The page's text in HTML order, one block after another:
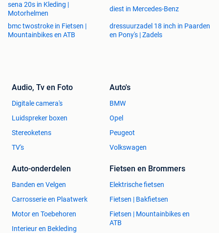
sena 20s in Kleding |
Motorhelmen
diest in Mercedes-Benz
bmc twostroke in Fietsen |
Mountainbikes en ATB
dressuurzadel 18 inch in Paarden
en Pony's | Zadels
Audio, Tv en Foto
Digitale camera's
Luidspreker boxen
Stereoketens
TV's
Auto's
BMW
Opel
Peugeot
Volkswagen
Auto-onderdelen
Banden en Velgen
Carrosserie en Plaatwerk
Motor en Toebehoren
Interieur en Bekleding
Fietsen en Brommers
Elektrische fietsen
Fietsen | Bakfietsen
Fietsen | Mountainbikes en
ATB